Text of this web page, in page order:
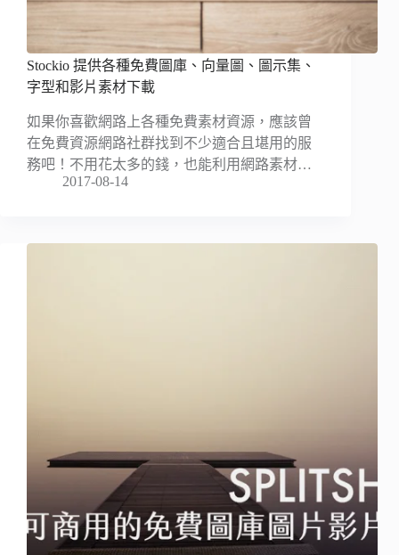
Stockio 提供各種免費圖庫、向量圖、圖示集、
字型和影片素材下載
如果你喜歡網路上各種免費素材資源，應該曾
在免費資源網路社群找到不少適合且堪用的服
務吧！不用花太多的錢，也能利用網路素材…
2017-08-14